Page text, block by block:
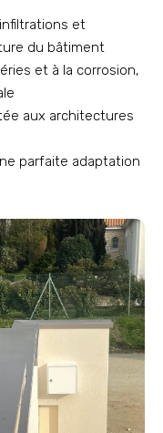
et
du bâtiment
et à la corrosion,
aux architectures
parfaite adaptation